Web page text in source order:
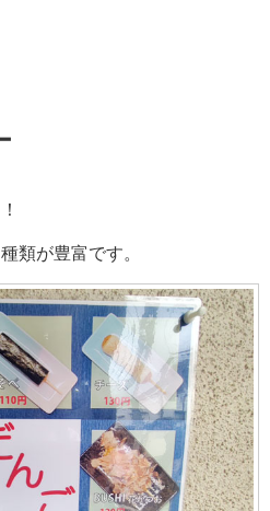
類が豊富です。